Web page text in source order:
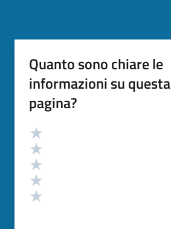
Quanto sono chiare le
informazioni su questa
pagina?
Valutazione